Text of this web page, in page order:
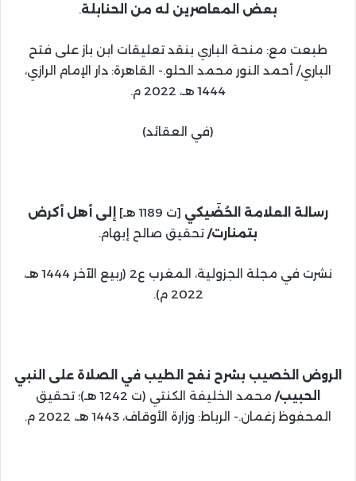
بعض المعاصرين له من الحنابلة.
طبعت مع: منحة الباري بنقد تعليقات ابن باز على فتح
الباري/ أحمد النور محمد الحلو.- القاهرة: دار الإمام الرازي،
1444 هـ، 2022 م.
(في العقائد)
رسالة العلامة الحُضَيكي [ت 1189 هـ]
إلى أهل أكرض
بتمنارت/ تحقيق صالح إبهام.
نشرت في مجلة الجزولية، المغرب ع2 (ربيع الآخر 1444 هـ،
2022 م).
الروض الخصيب بشرح نفح الطيب في الصلاة على النبي
الحبيب/
محمد الخليفة الكنتي (ت 1242 هـ)؛ تحقيق
المحفوظ زغمان.- الرباط: وزارة الأوقاف، 1443 هـ، 2022 م.